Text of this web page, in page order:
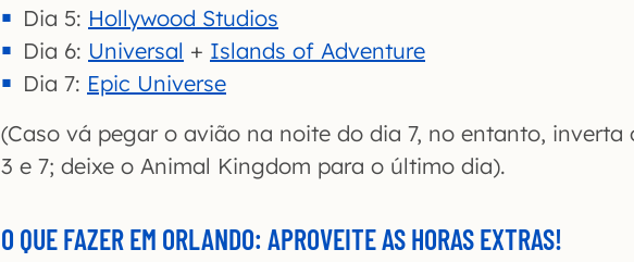
Dia 5: Hollywood Studios
Dia 6: Universal + Islands of Adventure
Dia 7: Epic Universe
(Caso vá pegar o avião na noite do dia 7, no entanto, inverta
3 e 7; deixe o Animal Kingdom para o último dia).
O QUE FAZER EM ORLANDO: APROVEITE AS HORAS EXTRAS!